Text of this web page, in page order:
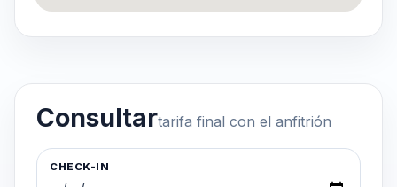
Consultartarifa final con el anfitrión
CHECK-IN